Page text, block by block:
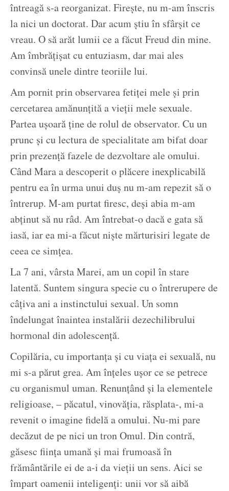
întreagă s-a reorganizat. Firește, nu m-am înscris
la nici un doctorat. Dar acum știu în sfârșit ce
vreau. O să arăt lumii ce a făcut Freud din mine.
Am îmbrățișat cu entuziasm, dar mai ales
convinsă unele dintre teoriile lui.
Am pornit prin observarea fetiței mele și prin
cercetarea amănunțită a vieții mele sexuale.
Partea ușoară ține de rolul de observator. Cu un
prunc și cu lectura de specialitate am bifat doar
prin prezență fazele de dezvoltare ale omului.
Când Mara a descoperit o plăcere inexplicabilă
pentru ea în urma unui duș nu m-am repezit să o
întrerup. M-am purtat firesc, deși abia m-am
abținut să nu râd. Am întrebat-o dacă e gata să
iasă, iar ea mi-a făcut niște mărturisiri legate de
ceea ce simțea.
La 7 ani, vârsta Marei, am un copil în stare
latentă. Suntem singura specie cu o întrerupere de
câțiva ani a instinctului sexual. Un somn
îndelungat înaintea instalării dezechilibrului
hormonal din adolescență.
Copilăria, cu importanța și cu viața ei sexuală, nu
mi s-a părut grea. Am înțeles ușor ce se petrece
cu organismul uman. Renunțând și la elementele
religioase, – păcatul, vinovăția, răsplata-, mi-a
revenit o imagine fidelă a omului. Nu-mi pare
decăzut de pe nici un tron Omul. Din contră,
găsesc ființa umană și mai frumoasă în
frământările ei de a-i da vieții un sens. Aici se
împart oamenii inteligenți: unii vor să aibă